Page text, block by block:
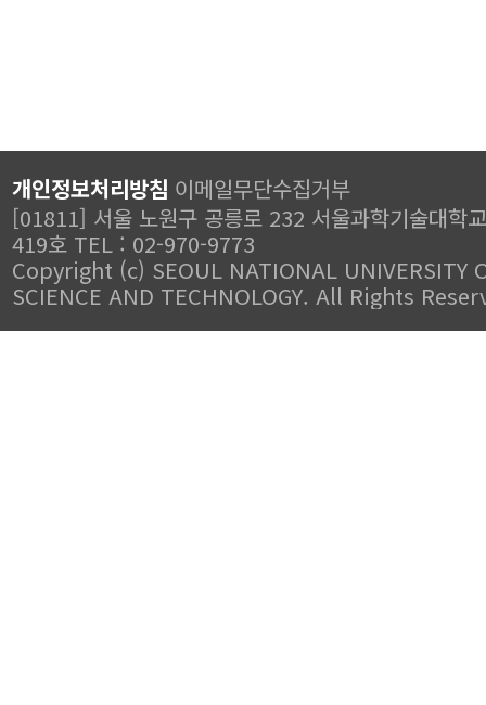
개인정보처리방침 이메일무단수집거부
[01811] 서울 노원구 공릉로 232 서울과학기술대학
419호 TEL : 02-970-9773
Copyright (c) SEOUL NATIONAL UNIVERSITY
SCIENCE AND TECHNOLOGY. All Rights